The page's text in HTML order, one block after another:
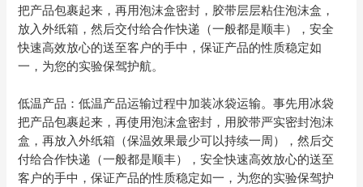
把产品包裹起来，再用泡沫盒密封，胶带层层粘住泡沫盒，
放入外纸箱，然后交付给合作快递（一般都是顺丰），安全
快速高效放心的送至客户的手中，保证产品的性质稳定如
一，为您的实验保驾护航。
低温产品：低温产品运输过程中加装冰袋运输。事先用冰袋
把产品包裹起来，再使用泡沫盒密封，用胶带严实密封泡沫
盒，再放入外纸箱（保温效果最少可以持续一周），然后交
付给合作快递（一般都是顺丰），安全快速高效放心的送至
客户的手中，保证产品的性质稳定如一，为您的实验保驾护